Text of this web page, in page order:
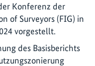
Konferenz der
of Surveyors (FIG) in
vorgestellt.
des Basisberichts